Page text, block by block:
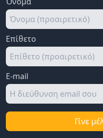
Επίθετο
E-mail
Γίνε